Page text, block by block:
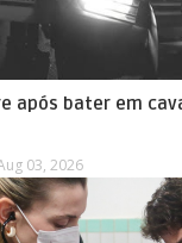
após bater em
03, 2026